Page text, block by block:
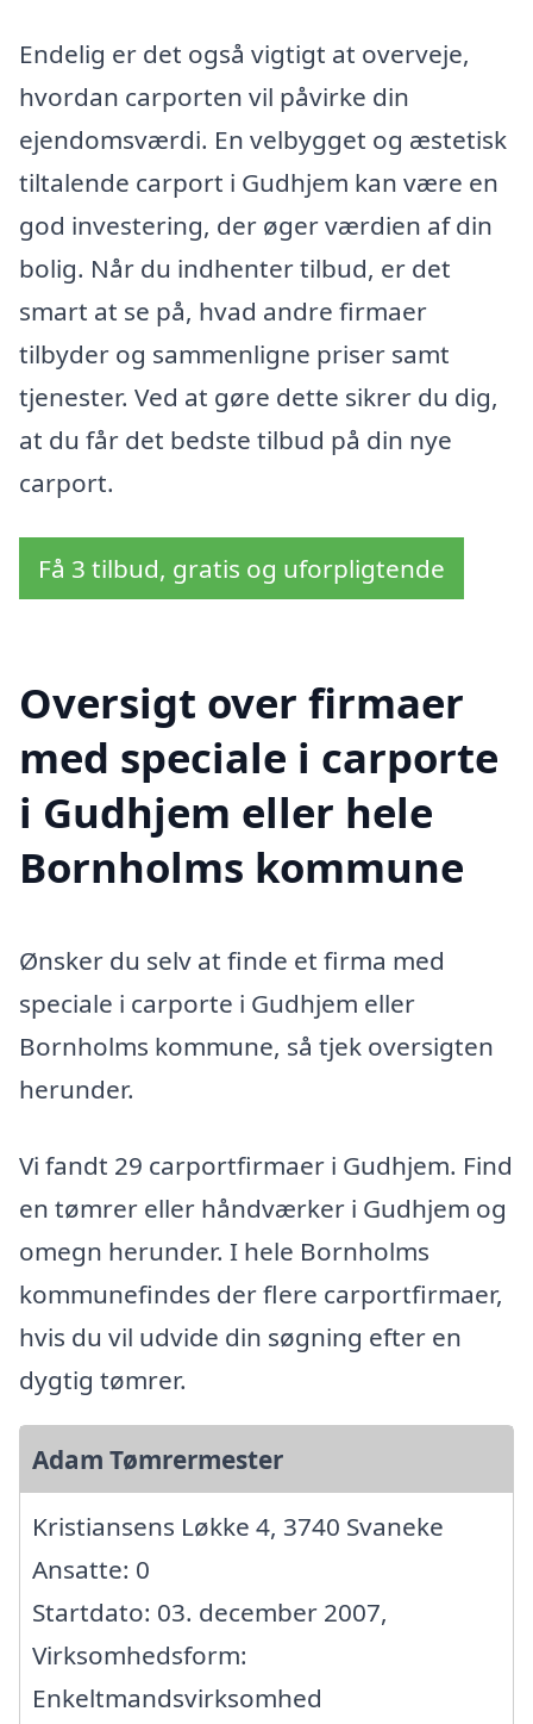
Endelig er det også vigtigt at overveje,
hvordan carporten vil påvirke din
ejendomsværdi. En velbygget og æstetisk
tiltalende carport i Gudhjem kan være en
god investering, der øger værdien af din
bolig. Når du indhenter tilbud, er det
smart at se på, hvad andre firmaer
tilbyder og sammenligne priser samt
tjenester. Ved at gøre dette sikrer du dig,
at du får det bedste tilbud på din nye
carport.
Få 3 tilbud, gratis og uforpligtende
Oversigt over firmaer
med speciale i carporte
i Gudhjem eller hele
Bornholms kommune
Ønsker du selv at finde et firma med
speciale i carporte i Gudhjem eller
Bornholms kommune, så tjek oversigten
herunder.
Vi fandt 29 carportfirmaer i Gudhjem. Find
en tømrer eller håndværker i Gudhjem og
omegn herunder. I hele Bornholms
kommunefindes der flere carportfirmaer,
hvis du vil udvide din søgning efter en
dygtig tømrer.
Adam Tømrermester
Kristiansens Løkke 4, 3740 Svaneke
Ansatte: 0
Startdato: 03. december 2007,
Virksomhedsform:
Enkeltmandsvirksomhed